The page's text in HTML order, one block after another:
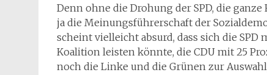
Denn ohne die Drohung der SPD, die
ja die Meinungsführerschaft der
scheint vielleicht absurd, dass sich die
Koalition leisten könnte, die CDU mit 25
noch die Linke und die Grünen zur